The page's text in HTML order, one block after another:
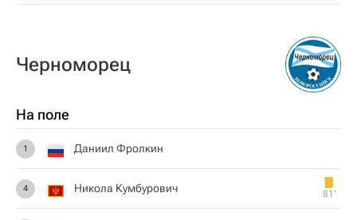
Черноморец
На поле
1 Даниил Фролкин
4 Никола Кумбурович 81‎’‎